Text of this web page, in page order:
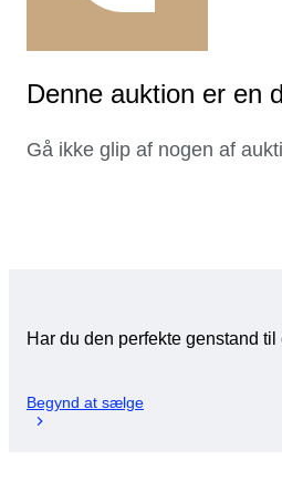
Denne auktion er en
Gå ikke glip af nogen af
Har du den perfekte genstand
Begynd at sælge